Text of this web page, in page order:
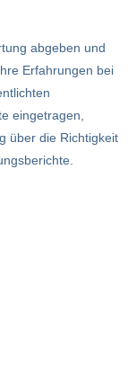
abgeben und
Erfahrungen bei
eingetragen,
über die Richtigkeit